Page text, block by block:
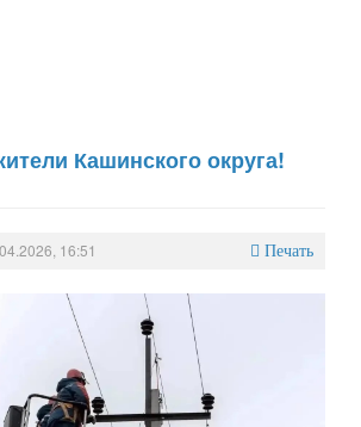
Кашинского округа!
16:51 Печать